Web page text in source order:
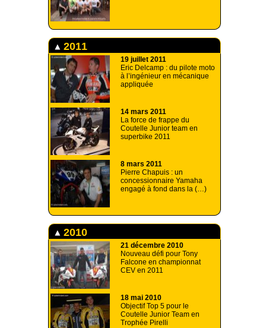
2011
19 juillet 2011
Eric Delcamp : du pilote moto
à l’ingénieur en mécanique
appliquée
14 mars 2011
La force de frappe du
Coutelle Junior team en
superbike 2011
8 mars 2011
Pierre Chapuis : un
concessionnaire Yamaha
engagé à fond dans la (…)
2010
21 décembre 2010
Nouveau défi pour Tony
Falcone en championnat
CEV en 2011
18 mai 2010
Objectif Top 5 pour le
Coutelle Junior Team en
Trophée Pirelli